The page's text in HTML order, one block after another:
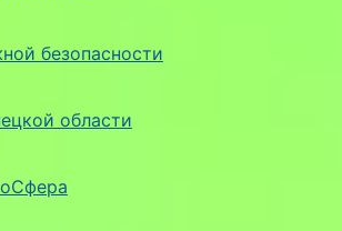
безопасности
области